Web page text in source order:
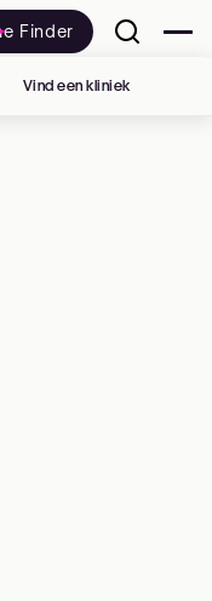
Finder
Vind een kliniek